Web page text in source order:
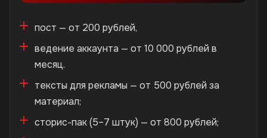
пост — от 200 рублей,
ведение аккаунта — от 10 000 рублей в
месяц.
тексты для рекламы — от 500 рублей за
материал;
сторис-пак (5–7 штук) — от 800 рублей;